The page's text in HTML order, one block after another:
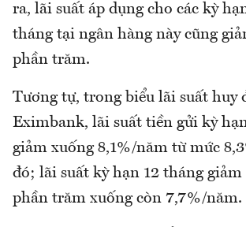
ra, lãi suất áp dụng cho các kỳ
tháng tại ngân hàng này cũng
phần trăm.
Tương tự, trong biểu lãi suất huy
Eximbank, lãi suất tiền gửi kỳ
giảm xuống 8,1%/năm từ mức
đó; lãi suất kỳ hạn 12 tháng giảm
phần trăm xuống còn 7,7%/năm.